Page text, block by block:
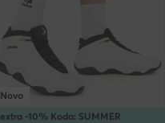
extra -10% Koda: SUMMER
Novo